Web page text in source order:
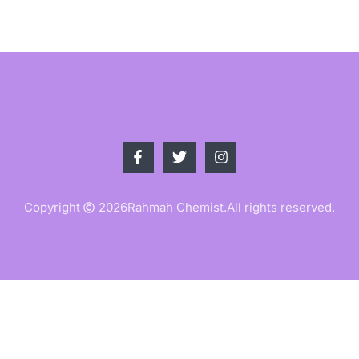
Copyright 2026Rahmah Chemist.All rights reserved.